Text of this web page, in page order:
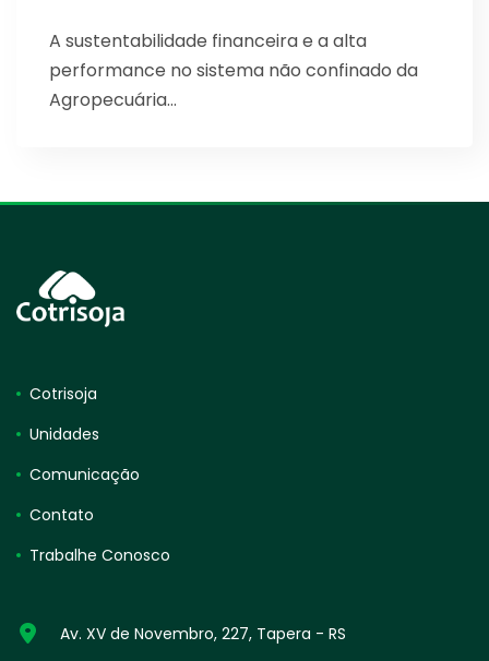
A sustentabilidade financeira e a alta
performance no sistema não confinado da
Agropecuária…
Cotrisoja
Unidades
Comunicação
Contato
Trabalhe Conosco
Av. XV de Novembro, 227, Tapera - RS